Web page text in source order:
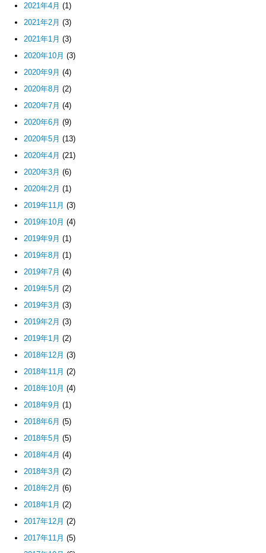
2021年4月 (1)
2021年2月 (3)
2021年1月 (3)
2020年10月 (3)
2020年9月 (4)
2020年8月 (2)
2020年7月 (4)
2020年6月 (9)
2020年5月 (13)
2020年4月 (21)
2020年3月 (6)
2020年2月 (1)
2019年11月 (3)
2019年10月 (4)
2019年9月 (1)
2019年8月 (1)
2019年7月 (4)
2019年5月 (2)
2019年3月 (3)
2019年2月 (3)
2019年1月 (2)
2018年12月 (3)
2018年11月 (2)
2018年10月 (4)
2018年9月 (1)
2018年6月 (5)
2018年5月 (5)
2018年4月 (4)
2018年3月 (2)
2018年2月 (6)
2018年1月 (2)
2017年12月 (2)
2017年11月 (5)